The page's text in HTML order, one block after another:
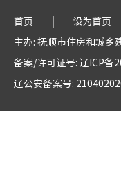
首页 | 设为首页
主办: 抚顺市住房和城乡
备案/许可证号: 辽ICP备
辽公安备案号: